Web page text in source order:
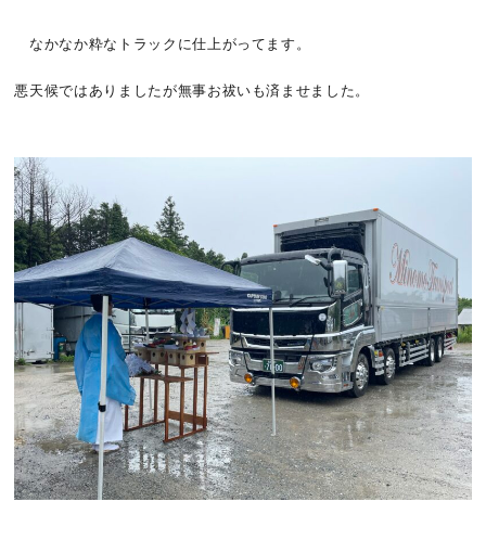
なかなか粋なトラックに仕上がってます。
悪天候ではありましたが無事お祓いも済ませました。